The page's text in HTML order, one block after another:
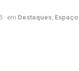
em Destaques